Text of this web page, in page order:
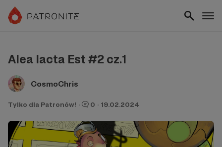
Alea Iacta Est #2 cz.1
CosmoChris
Tylko dla Patronów! · 0 · 19.02.2024